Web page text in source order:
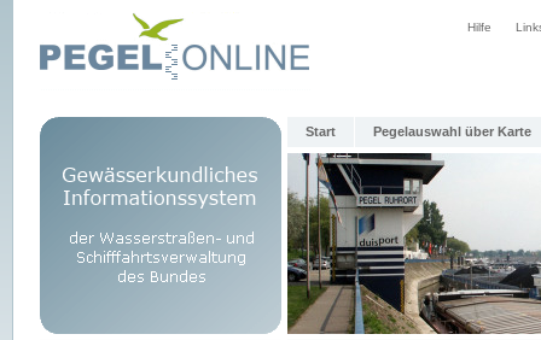
Hilfe
Start Pegelauswahl über Karte